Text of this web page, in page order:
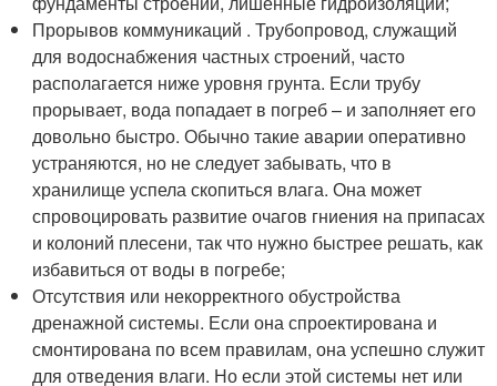
Прорывов коммуникаций . Трубопровод, служащий
для водоснабжения частных строений, часто
располагается ниже уровня грунта. Если трубу
прорывает, вода попадает в погреб – и заполняет его
довольно быстро. Обычно такие аварии оперативно
устраняются, но не следует забывать, что в
хранилище успела скопиться влага. Она может
спровоцировать развитие очагов гниения на припасах
и колоний плесени, так что нужно быстрее решать, как
избавиться от воды в погребе;
Отсутствия или некорректного обустройства
дренажной системы. Если она спроектирована и
смонтирована по всем правилам, она успешно служит
для отведения влаги. Но если этой системы нет или